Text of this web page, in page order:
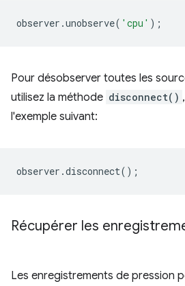
observer .unobserve( 'cpu' );
Pour désobserver toutes les
utilisez la méthode disconnect()
l'exemple suivant:
observer .disconnect();
Récupérer les
Les enregistrements de pression